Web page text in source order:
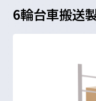
6輪台車搬送